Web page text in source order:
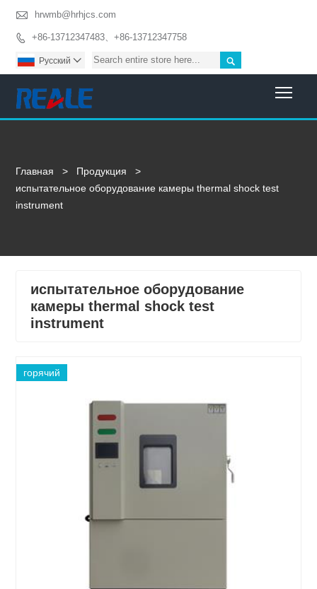
 hrwmb@hrhjcs.com
 +86-13712347483、+86-13712347758

Pусский 
Главная > Продукция
>
испытательное оборудование камеры thermal shock test
instrument
испытательное оборудование
камеры thermal shock test
instrument
горячий